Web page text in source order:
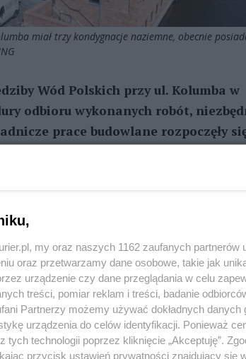
miał trzy kondygnacje naziemne, obecnie
Wód Polskich przy ul. Kolumba w
odbioru wykonanych robót,
prace budowlane rozpoczęły
Zrujnowany budynek nad Odrą
pustostanu.
zaleceniami konserwatora zabytków -
głównej siedziby powstał budynek
rzeki oraz odnowiony mur okalający
w program rewitalizacji ulicy Kolumba.
my oraz naszych 1162 zaufanych
oraz przetwarzamy dane osobowe, takie jak
urządzenie czy dane przeglądania w celu
treści, pomiar reklam i treści, badanie
Partnerzy możemy używać dokładnych
urządzenia do celów identyfikacji. Ponieważ
tych technologii poprzez kliknięcie „Akceptuję”.
przycisk ustawień prywatności znajdujący się